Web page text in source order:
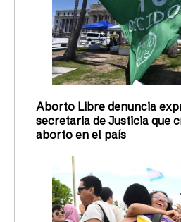
Aborto Libre denuncia
secretaria de Justicia que
aborto en el país